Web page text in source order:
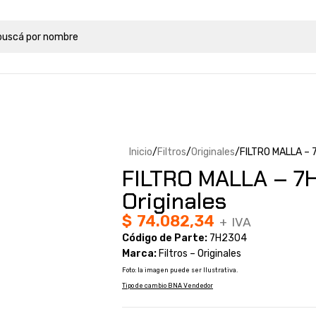
Inicio Filtros Originales FILTRO MALLA
FILTRO MALLA –
Originales
$ 74.082,34 + IVA
Código de Parte: 7H2304
Marca: Filtros – Originales
Foto: la imagen puede ser Ilustrativa.
Tipo de cambio BNA Vendedor